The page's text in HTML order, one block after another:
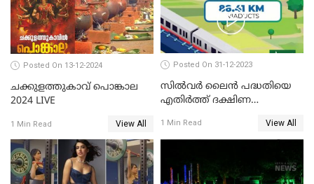
Posted On 13-12-2024
ചക്കുളത്തുകാവ് പൊങ്കാല
2024 LIVE
1 Min Read View All
Posted On 31-12-2023
സില്‍വര്‍ ലൈന്‍ പദ്ധതിയെ
എതിര്‍ത്ത് ദക്ഷിണ
1 Min Read View All